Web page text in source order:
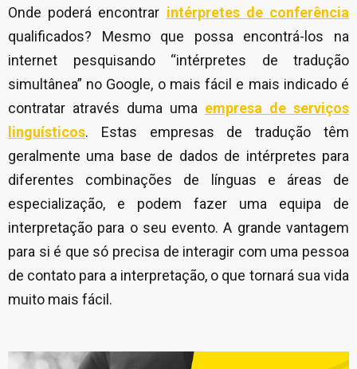
Onde poderá encontrar intérpretes de conferência
qualificados? Mesmo que possa encontrá-los na
internet pesquisando “intérpretes de tradução
simultânea” no Google, o mais fácil e mais indicado é
contratar através duma uma empresa de serviços
linguísticos. Estas empresas de tradução têm
geralmente uma base de dados de intérpretes para
diferentes combinações de línguas e áreas de
especialização, e podem fazer uma equipa de
interpretação para o seu evento. A grande vantagem
para si é que só precisa de interagir com uma pessoa
de contato para a interpretação, o que tornará sua vida
muito mais fácil.